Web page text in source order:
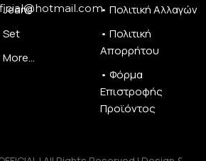
Jeans
Set
More...
• Πολιτική Αλλαγών
• Πολιτική
Απορρήτου
• Φόρμα
Επιστροφής
Προϊόντος